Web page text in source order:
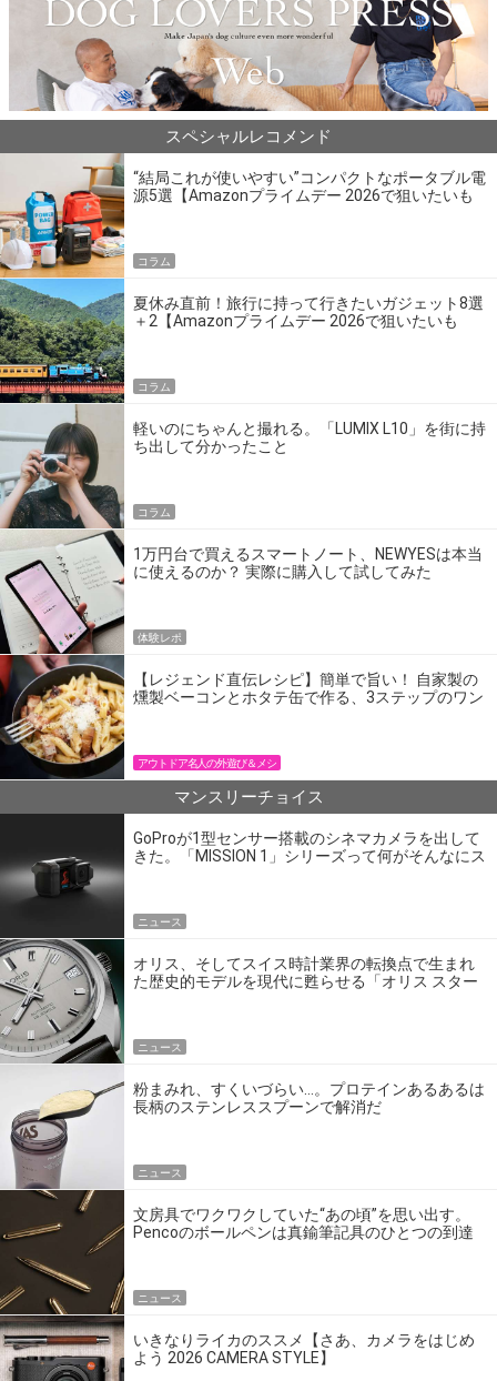
スペシャルレコメンド
“結局これが使いやすい”コンパクトなポータブル電
源5選【Amazonプライムデー 2026で狙いたいも
コラム
夏休み直前！旅行に持って行きたいガジェット8選
＋2【Amazonプライムデー 2026で狙いたいも
コラム
軽いのにちゃんと撮れる。「LUMIX L10」を街に持
ち出して分かったこと
コラム
1万円台で買えるスマートノート、NEWYESは本当
に使えるのか？ 実際に購入して試してみた
体験レポ
【レジェンド直伝レシピ】簡単で旨い！ 自家製の
燻製ベーコンとホタテ缶で作る、3ステップのワン
アウトドア名人の外遊び＆メシ
マンスリーチョイス
GoProが1型センサー搭載のシネマカメラを出して
きた。「MISSION 1」シリーズって何がそんなにス
ニュース
オリス、そしてスイス時計業界の転換点で生まれ
た歴史的モデルを現代に甦らせる「オリス スター
ニュース
粉まみれ、すくいづらい…。プロテインあるあるは
長柄のステンレススプーンで解消だ
ニュース
文房具でワクワクしていた“あの頃”を思い出す。
Pencoのボールペンは真鍮筆記具のひとつの到達
ニュース
いきなりライカのススメ【さあ、カメラをはじめ
よう 2026 CAMERA STYLE】